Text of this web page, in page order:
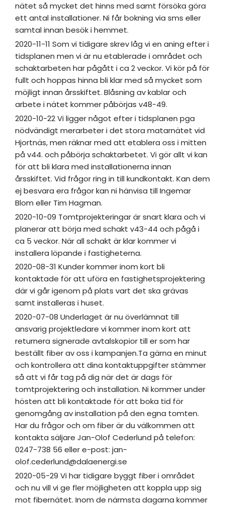
nätet så mycket det hinns med samt försöka göra
ett antal installationer. Ni får bokning via sms eller
samtal innan besök i hemmet.
2020-11-11 Som vi tidigare skrev låg vi en aning efter i
tidsplanen men vi är nu etablerade i området och
schaktarbeten har pågått i ca 2 veckor. Vi kör på för
fullt och hoppas hinna bli klar med så mycket som
möjligt innan årsskiftet. Blåsning av kablar och
arbete i nätet kommer påbörjas v48-49.
2020-10-22 Vi ligger något efter i tidsplanen pga
nödvändigt merarbeter i det stora matarnätet vid
Hjortnäs, men räknar med att etablera oss i mitten
på v44. och påbörja schaktarbetet. Vi gör allt vi kan
för att bli klara med installationerna innan
årsskiftet. Vid frågor ring in till kundkontakt. Kan dem
ej besvara era frågor kan ni hänvisa till Ingemar
Blom eller Tim Hagman.
2020-10-09 Tomtprojekteringar är snart klara och vi
planerar att börja med schakt v43-44 och pågå i
ca 5 veckor. När all schakt är klar kommer vi
installera löpande i fastigheterna.
2020-08-31 Kunder kommer inom kort bli
kontaktade för att uföra en fastighetsprojektering
där vi går igenom på plats vart det ska grävas
samt installeras i huset.
2020-07-08 Underlaget är nu överlämnat till
ansvarig projektledare vi kommer inom kort att
returnera signerade avtalskopior till er som har
beställt fiber av oss i kampanjen.Ta gärna en minut
och kontrollera att dina kontaktuppgifter stämmer
så att vi får tag på dig när det är dags för
tomtprojektering och installation. Ni kommer under
hösten att bli kontaktade för att boka tid för
genomgång av installation på den egna tomten.
Har du frågor och om fiber är du välkommen att
kontakta säljare Jan-Olof Cederlund på telefon:
0247-738 56 eller e-post: jan-
olof.cederlund@dalaenergi.se
2020-05-29 Vi har tidigare byggt fiber i området
och nu vill vi ge fler möjligheten att koppla upp sig
mot fibernätet. Inom de närmsta dagarna kommer